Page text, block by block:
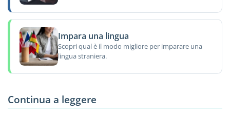
Impara una lingua
Scopri qual è il modo migliore per imparare una
lingua straniera.
Continua a leggere